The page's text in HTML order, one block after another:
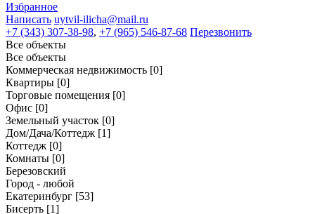
Избранное
Написать uytvil-ilicha@mail.ru
+7 (343) 307-38-98, +7 (965) 546-87-68 Перезвонить
Все объекты
Все объекты
Коммерческая недвижимость [0]
Квартиры [0]
Торговые помещения [0]
Офис [0]
Земельный участок [0]
Дом/Дача/Коттедж [1]
Коттедж [0]
Комнаты [0]
Березовский
Город - любой
Екатеринбург [53]
Бисерть [1]